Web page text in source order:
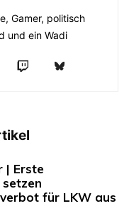
Gamer, politisch
und ein Wadi
| Erste
für LKW aus